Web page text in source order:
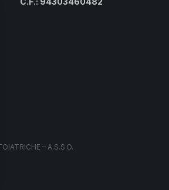
– A.S.S.O.